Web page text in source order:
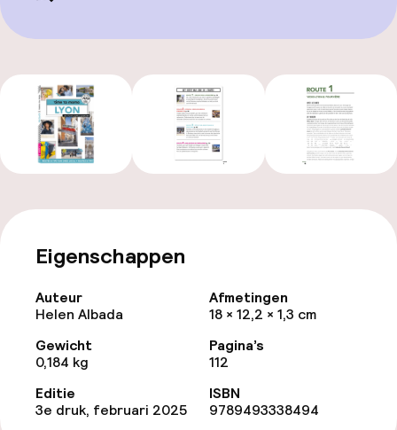
Alle foto’s
Eigenschappen
Auteur
Helen Albada
Afmetingen
18 × 12,2 × 1,3 cm
Gewicht
0,184 kg
Pagina’s
112
Editie
3e druk, februari 2025
ISBN
9789493338494